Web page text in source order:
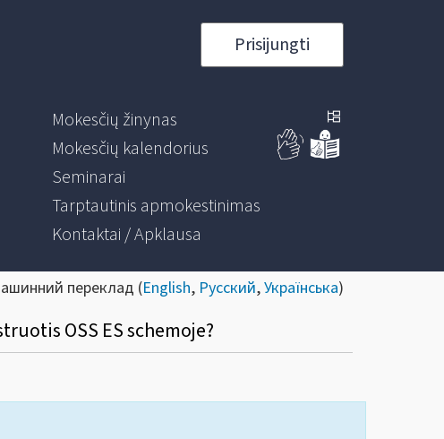
Prisijungti
Mokesčių žinynas
Mokesčių kalendorius
Seminarai
Tarptautinis apmokestinimas
Kontaktai / Apklausa
переклад (English, Русский,Українська)
OSS ES schemoje?